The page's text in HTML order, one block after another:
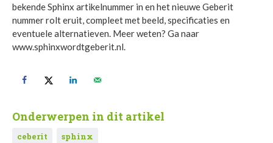
bekende Sphinx artikelnummer in en het nieuwe Geberit
nummer rolt eruit, compleet met beeld, specificaties en
eventuele alternatieven. Meer weten? Ga naar
www.sphinxwordtgeberit.nl.
Onderwerpen in dit artikel
ceberit sphinx